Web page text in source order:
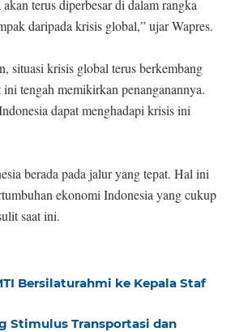
terus diperbesar di dalam rangka
daripada krisis global,” ujar Wapres.
situasi krisis global terus berkembang
ini tengah memikirkan penanganannya.
dapat menghadapi krisis ini
berada pada jalur yang tepat. Hal ini
ekonomi Indonesia yang cukup
saat ini.
Bersilaturahmi ke Kepala Staf
Stimulus Transportasi dan